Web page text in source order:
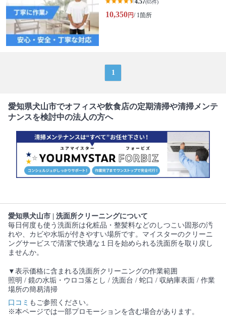
4.57(65件)
10,350円/ 1箇所
1
愛知県犬山市でオフィスや飲食店の定期清掃や清掃メンテ
ナンスを検討中の法人の方へ
愛知県犬山市 | 洗面所クリーニングについて
毎日何度も使う洗面所は化粧品・整髪料などのしつこい固形の汚
れや、カビや水垢が付きやすい場所です。マイスターのクリーニ
ングサービスで清潔で快適な１日を始められる洗面所を取り戻し
ませんか。
▼表示価格に含まれる洗面所クリーニングの作業範囲
照明 / 鏡の水垢・ウロコ落とし / 洗面台 / 蛇口 / 収納庫表面 / 作業
場所の簡易清掃
口コミ もご参照ください。
※本ページでは一部プロモーションを含む場合があります。